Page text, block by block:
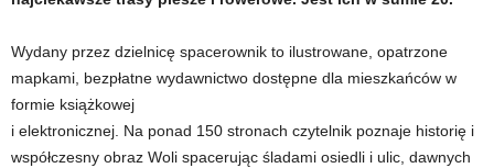
Wydany przez dzielnicę spacerownik to ilustrowane, opatrzone
mapkami, bezpłatne wydawnictwo dostępne dla mieszkańców w
formie książkowej
i elektronicznej. Na ponad 150 stronach czytelnik poznaje historię i
współczesny obraz Woli spacerując śladami osiedli i ulic, dawnych